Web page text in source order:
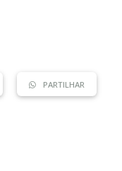
PARTILHAR